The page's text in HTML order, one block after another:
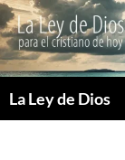
La Ley de Dios